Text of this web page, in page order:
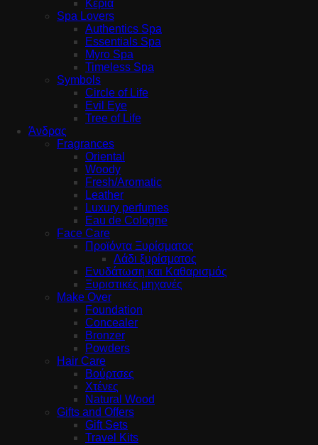
Κεριά
Spa Lovers
Authentics Spa
Essentials Spa
Myro Spa
Timeless Spa
Symbols
Circle of Life
Evil Eye
Tree of Life
Άνδρας
Fragrances
Oriental
Woody
Fresh/Aromatic
Leather
Luxury perfumes
Eau de Cologne
Face Care
Προϊόντα Ξυρίσματος
Λάδι ξυρίσματος
Ενυδάτωση και Καθαρισμός
Ξυριστικές μηχανές
Make Over
Foundation
Concealer
Bronzer
Powders
Hair Care
Βούρτσες
Χτένες
Natural Wood
Gifts and Offers
Gift Sets
Travel Kits